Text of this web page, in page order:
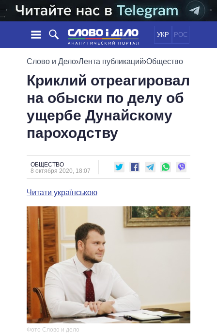
УКР РОС
НОВОСТИ
ЛЕНТА
СОБЫТИЯ
СТАТЬИ
МНЕНИЯ
ОБЗОРЫ
ДАЙДЖЕСТЫ
ПОЛИТИКА
ЭКОНОМИКА
ОБЩЕСТВО
ОБЕЩАНИЯ
ПОЛИТИКИ
ВСЕ ПОЛИТИКИ
ПРЕЗИДЕНТ И ОФИС
ВЕРХОВНАЯ РАДА
КАБИНЕТ МИНИСТРОВ
МЭРЫ
ВСЕ ПЕРСОНЫ
ИНФОГРАФИКА
ПОДДЕРЖАТЬ
СРАВНЕНИЕ ПОЛИТИКОВ
Слово и Дело›Лента публикаций›Общество
Криклий отреагировал
на обыски по делу об
ущербе Дунайскому
пароходству
ОБЩЕСТВО
8 октября 2020, 18:07
Читати українською
Фото Слово и дело